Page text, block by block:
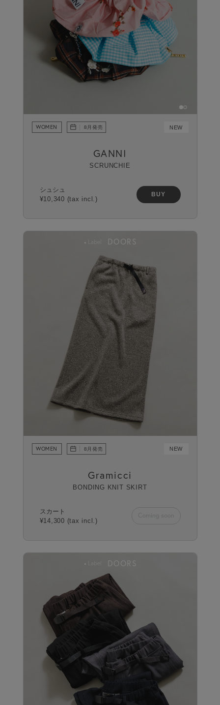
WOMEN 8月発売 NEW
GANNI
SCRUNCHIE
シュシュ
¥10,340 (tax incl.)
BUY
Label DOORS
WOMEN 8月発売 NEW
Gramicci
BONDING KNIT SKIRT
スカート
¥14,300 (tax incl.)
Coming soon
Label DOORS